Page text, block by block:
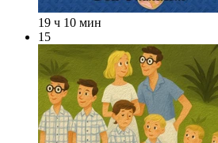
19 ч 10 мин
15